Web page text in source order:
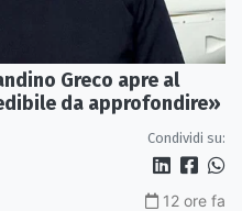
Greco apre al
da approfondire»
Condividi su:
12 ore fa